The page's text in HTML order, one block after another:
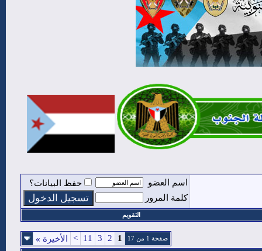
اسم العضو
حفظ البيانات؟
كلمة المرور
التقويم
صفحة 1 من 17 1
2
3
11
> الأخيرة »